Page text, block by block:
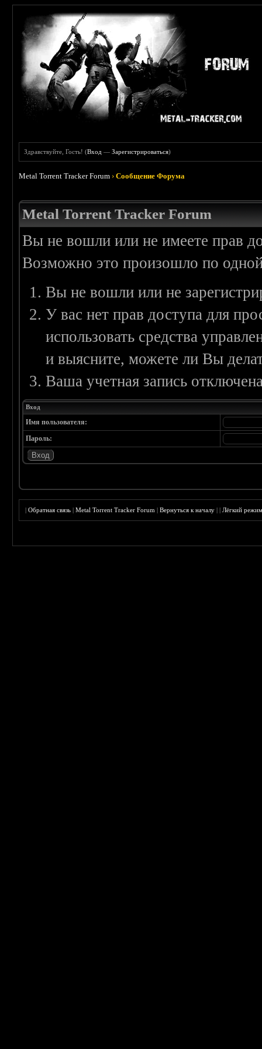
Здравствуйте, Гость! (Вход —Зарегистрироваться)
Metal Torrent Tracker Forum ›Сообщение Форума
Metal Torrent Tracker Forum
Вы не вошли или не имеете прав
Возможно это произошло по
Вы не вошли или не
У вас нет прав доступа для
использовать средства
и выясните, можете ли Вы
Ваша учетная запись
Вход
Имя пользователя:
Пароль:
|Обратная связь |Metal Torrent Tracker Forum |Вернуться к началу ||Лёгкий